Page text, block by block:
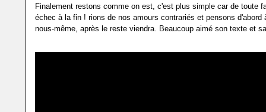
Finalement restons comme on est, c'est plus simple car de toute
échec à la fin ! rions de nos amours contrariés et pensons d'abord
nous-même, après le reste viendra. Beaucoup aimé son texte et